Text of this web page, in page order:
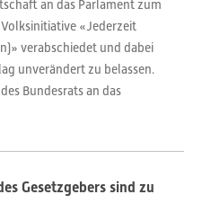
an das Parlament zum
«Jederzeit
verabschiedet und dabei
unverändert zu belassen.
Bundesrats an das
Gesetzgebers sind zu